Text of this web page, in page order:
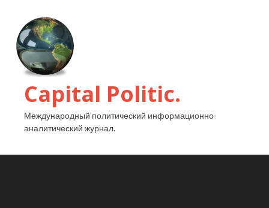
Capital Politic.
Международный политический информационно-
аналитический журнал.